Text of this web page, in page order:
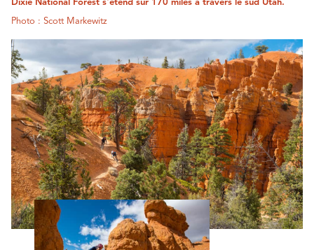
Dixie National Forest s'étend sur 170 miles à travers le sud Utah.
Photo : Scott Markewitz